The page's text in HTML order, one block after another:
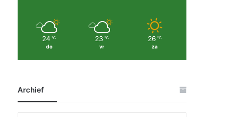
24 ℃
do
23 ℃
vr
26 ℃
za
Archief